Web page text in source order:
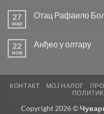
на
Разговори
Илијом
–
духовника
27
мар
Отац Рафаило
Отац
среду
22
нов
Анђео у олтару
Анђео
олтару
КОНТАКТ МОЈ НАЛОГ
Copyright 2026 ©